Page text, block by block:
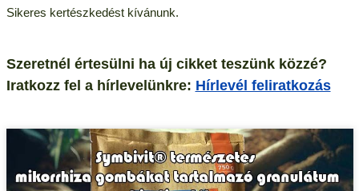
Sikeres kertészkedést kívánunk.
Szeretnél értesülni ha új cikket teszünk közzé?
Iratkozz fel a hírlevelünkre: Hírlevél feliratkozás